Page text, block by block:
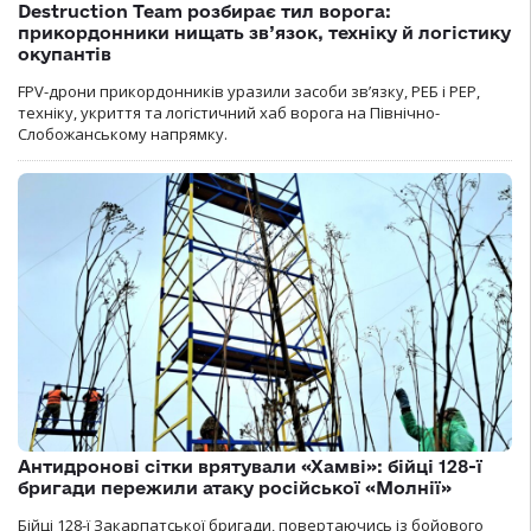
Destruction Team розбирає тил ворога:
прикордонники нищать зв’язок, техніку й логістику
окупантів
FPV-дрони прикордонників уразили засоби зв’язку, РЕБ і РЕР,
техніку, укриття та логістичний хаб ворога на Північно-
Слобожанському напрямку.
Антидронові сітки врятували «Хамві»: бійці 128-ї
бригади пережили атаку російської «Молнії»
Бійці 128-ї Закарпатської бригади, повертаючись із бойового